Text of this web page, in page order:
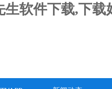
生软件下载,下